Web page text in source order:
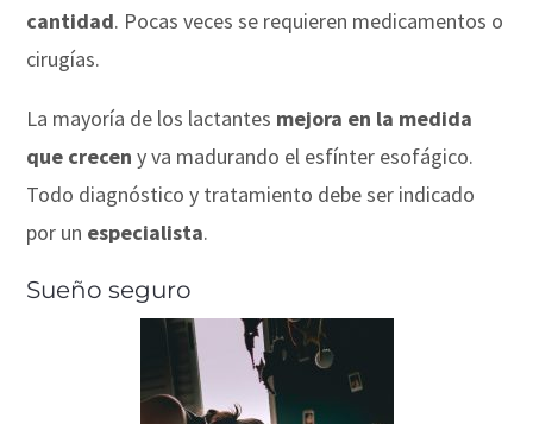
cantidad. Pocas veces se requieren medicamentos o
cirugías.
La mayoría de los lactantes mejora en la medida
que crecen y va madurando el esfínter esofágico.
Todo diagnóstico y tratamiento debe ser indicado
por un especialista.
Sueño seguro